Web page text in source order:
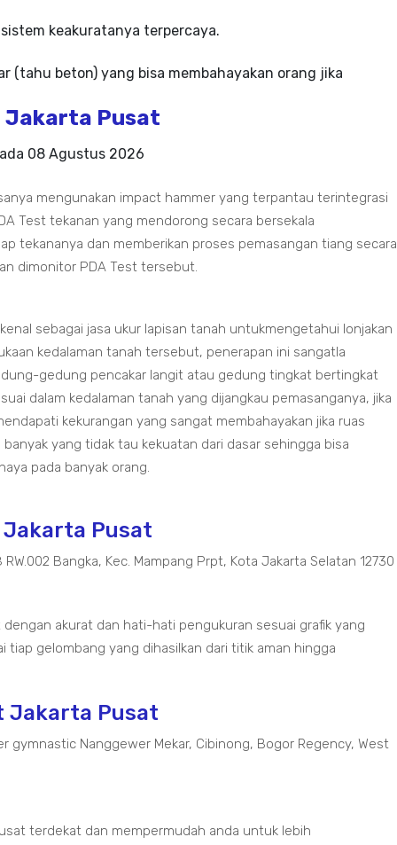
keakuratanya terpercaya.
(tahu beton) yang bisa membahayakan orang jika
Jakarta Pusat
08 Agustus 2026
mengunakan impact hammer yang terpantau terintegrasi
Test tekanan yang mendorong secara bersekala
tekananya dan memberikan proses pemasangan tiang secara
dimonitor PDA Test tersebut.
sebagai jasa ukur lapisan tanah untukmengetahui lonjakan
kedalaman tanah tersebut, penerapan ini sangatla
gedung pencakar langit atau gedung tingkat bertingkat
dalam kedalaman tanah yang dijangkau pemasanganya, jika
kekurangan yang sangat membahayakan jika ruas
yang tidak tau kekuatan dari dasar sehingga bisa
pada banyak orang.
Jakarta Pusat
Bangka, Kec. Mampang Prpt, Kota Jakarta Selatan 12730
akurat dan hati-hati pengukuran sesuai grafik yang
gelombang yang dihasilkan dari titik aman hingga
Jakarta Pusat
gymnastic Nanggewer Mekar, Cibinong, Bogor Regency, West
terdekat dan mempermudah anda untuk lebih